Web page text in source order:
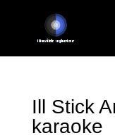
Ill Stick
karaoke